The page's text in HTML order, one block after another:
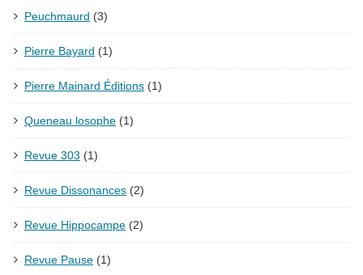
Peuchmaurd (3)
Pierre Bayard (1)
Pierre Mainard Éditions (1)
Queneau losophe (1)
Revue 303 (1)
Revue Dissonances (2)
Revue Hippocampe (2)
Revue Pause (1)